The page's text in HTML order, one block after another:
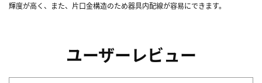
輝度が高く、また、片口金構造のため器具内配線が容易にできます。
ユーザーレビュー